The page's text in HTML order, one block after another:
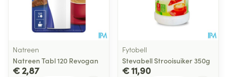
Natreen
Natreen Tabl 120 Revogan
€ 2,87
Fytobell
Stevabell Strooisuiker 350g
€ 11,90